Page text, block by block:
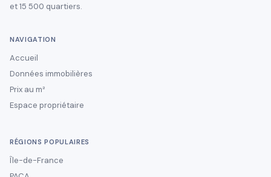
et 15 500 quartiers.
NAVIGATION
Accueil
Données immobilières
Prix au m²
Espace propriétaire
RÉGIONS POPULAIRES
Île-de-France